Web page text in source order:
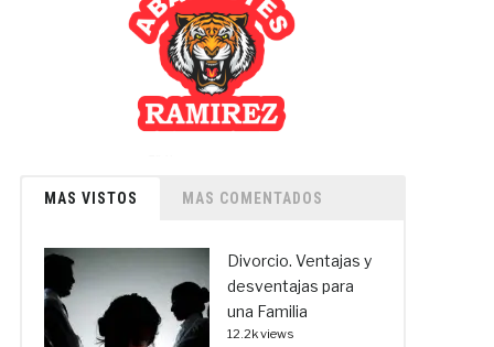
MAS VISTOS MAS COMENTADOS
Divorcio. Ventajas y
desventajas para
una Familia
12.2k views